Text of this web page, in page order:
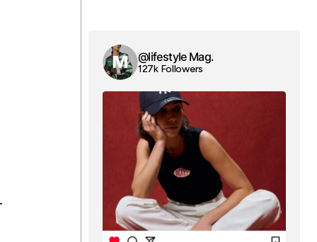
@lifestyle Mag.
127k Followers